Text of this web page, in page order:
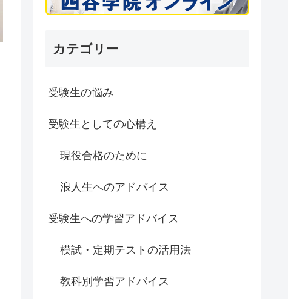
カテゴリー
受験生の悩み
受験生としての心構え
現役合格のために
浪人生へのアドバイス
受験生への学習アドバイス
模試・定期テストの活用法
教科別学習アドバイス